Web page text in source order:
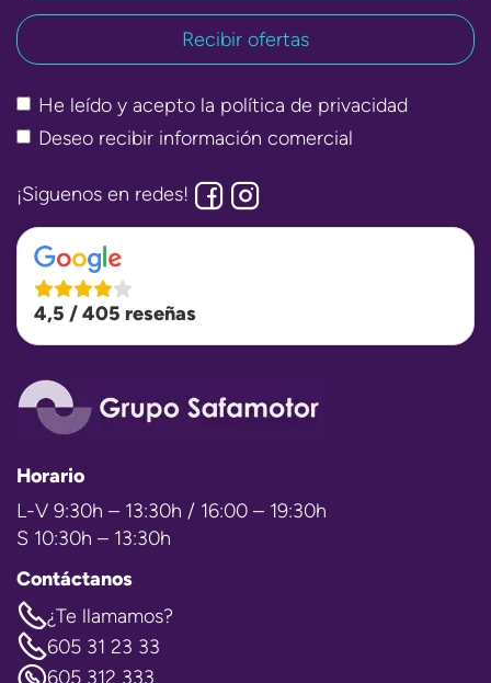
He leído y acepto la política de privacidad
Deseo recibir información comercial
¡Siguenos en redes!
4,5 / 405 reseñas
Horario
L-V 9:30h – 13:30h / 16:00 – 19:30h
S 10:30h – 13:30h
Contáctanos
¿Te llamamos?
605 31 23 33
605 312 333